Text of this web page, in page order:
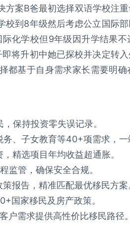
方案B爸最初选择双语学校注
校到8年级然后考虑公立国际
化学校但9年级因升学结果不
将升初中她已探校并决定转
都基于自身需求家长需要明
保持​​投资零失误​​记录。
、子女教育等40+项需求，​​一
精选项目​​年均收益超通胀​​。​​
管，确保​​安全合规​​。​​
报告​​，精准匹配最优移民方案
国家​​移民及房产政策。​​
需求提供​​高性价比​​移民路径。​​